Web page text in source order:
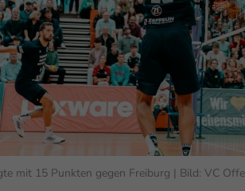
mit 15 Punkten gegen Freiburg | Bild: VC